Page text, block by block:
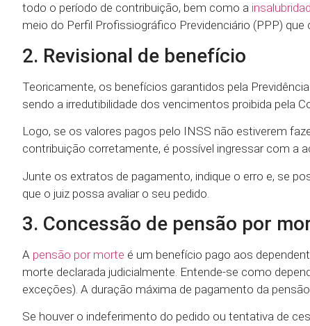
todo o período de contribuição, bem como a
meio do Perfil Profissiográfico Previdenciário (PPP)
2. Revisional de benefício
Teoricamente, os benefícios garantidos pela
sendo a irredutibilidade dos vencimentos proibida pela
Logo, se os valores pagos pelo INSS não estiverem
contribuição corretamente, é possível ingressar com a
Junte os extratos de pagamento, indique o erro e, se
que o juiz possa avaliar o seu pedido.
3. Concessão de pensão por
A pensão por morte é um benefício pago aos
morte declarada judicialmente. Entende-se como
exceções). A duração máxima de pagamento da
Se houver o indeferimento do pedido ou tentativa de